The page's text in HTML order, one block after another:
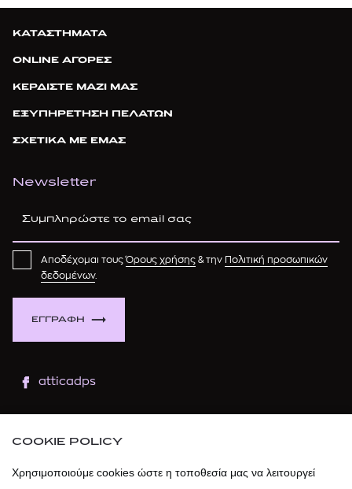
ΚΑΤΑΣΤΗΜΑΤΑ
ONLINE ΑΓΟΡΕΣ
ΚΕΡΔΙΣΤΕ ΜΑΖΙ ΜΑΣ
ΕΞΥΠΗΡΕΤΗΣΗ ΠΕΛΑΤΩΝ
ΣΧΕΤΙΚΑ ΜΕ ΕΜΑΣ
Newsletter
ΕΓΓΡΑΦΗ
Αποδέχομαι τουςΌρους χρήσης & την Πολιτική προσωπικών
δεδομένων.
atticadps
atticadps
COOKIE POLICY
Χρησιμοποιούμε cookies ώστε η τοποθεσία μας να λειτουργεί